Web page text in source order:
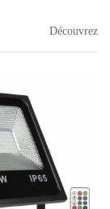
Découvrez